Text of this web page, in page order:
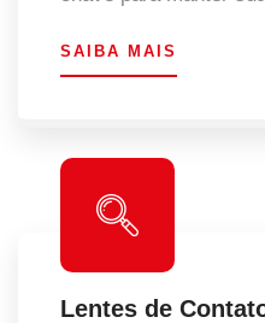
SAIBA MAIS
Lentes de